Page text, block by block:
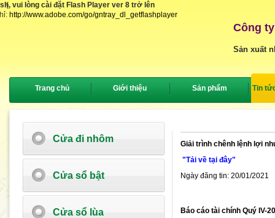
vui lòng cài đặt Flash Player ver 8 trở lên
http://www.adobe.com/go/gntray_dl_getflashplayer
{
Công
Sản xuất
Trang chủ Giới thiệu Sản phẩm Tin
Cửa đi nhôm
Cửa sổ bật
Cửa sổ lùa
Giải trình chênh lệnh lợi
"Tải về tại đây"
Ngày đăng tin: 20/01/2021
Báo cáo tài chính Quý IV-